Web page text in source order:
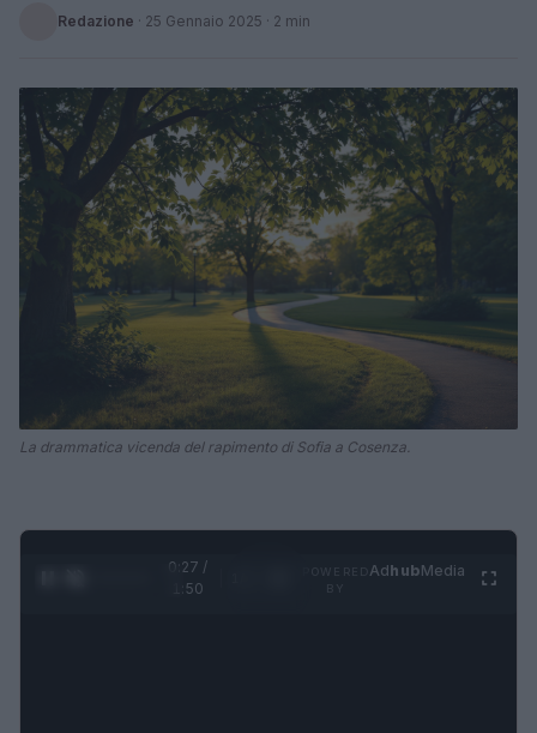
Redazione · 25 Gennaio 2025 · 2 min
La drammatica vicenda del rapimento di Sofia a Cosenza.
0:28 /
1:50
AdhubMedia